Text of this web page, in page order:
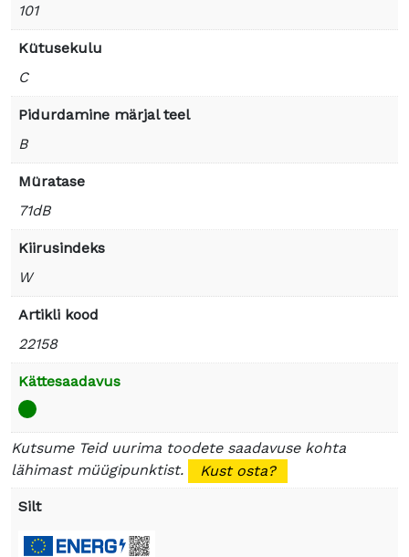
101
Kütusekulu
C
Pidurdamine märjal teel
B
Müratase
71dB
Kiirusindeks
W
Artikli kood
22158
Kättesaadavus
Kutsume Teid uurima toodete saadavuse kohta
lähimast müügipunktist.
Kust osta?
Silt